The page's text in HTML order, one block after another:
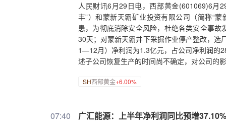
人民财讯6月29日电，西部黄金(601069)6月
丰”）和蒙新天霸矿业投资有限公司（简称“
患，为彻底消除安全风险，杜绝各类安全事
30天；对蒙新天霸井下采掘作业停产整改，
1—12月）净利润为1.3亿元，占公司净利润的
述子公司恢复生产的时间尚不确定，对公司的
SH西部黄金+6.00%
07:40 广汇能源：上半年净利润同比预增